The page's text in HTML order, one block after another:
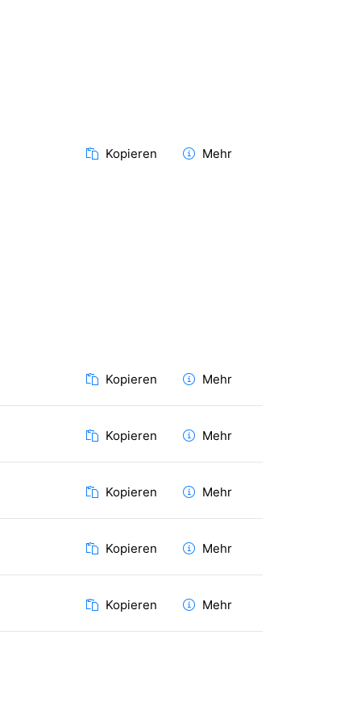
Kopieren Mehr
Kopieren Mehr
Kopieren Mehr
Kopieren Mehr
Kopieren Mehr
Kopieren Mehr